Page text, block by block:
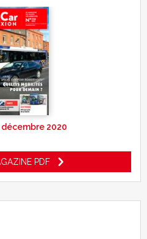
décembre 2020
PDF